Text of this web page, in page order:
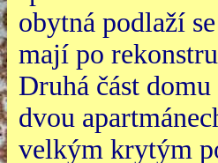
obytná podlaží
mají po
Druhá část
dvou
velkým krytým